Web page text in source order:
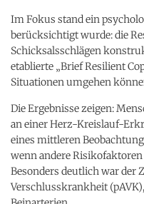
Im Fokus stand ein
berücksichtigt wurde: die
Schicksalsschlägen
etablierte „Brief Resilient
Situationen umgehen
Die Ergebnisse zeigen:
an einer Herz-Kreislauf-
eines mittleren
wenn andere
Besonders deutlich war der
Verschlusskrankheit